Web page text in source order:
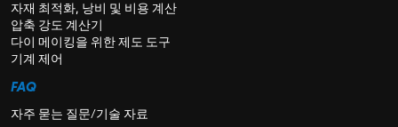
자재 최적화, 낭비 및 비용 계산
압축 강도 계산기
다이 메이킹을 위한 제도 도구
기계 제어
FAQ
자주 묻는 질문/기술 자료